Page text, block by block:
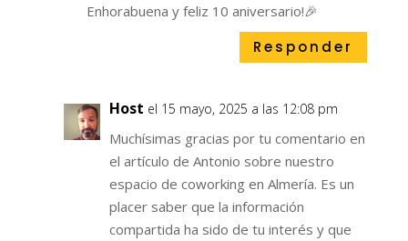
Enhorabuena y feliz 10 aniversario!🎉
Responder
Host el 15 mayo, 2025 a las 12:08 pm
Muchísimas gracias por tu comentario en
el artículo de Antonio sobre nuestro
espacio de coworking en Almería. Es un
placer saber que la información
compartida ha sido de tu interés y que